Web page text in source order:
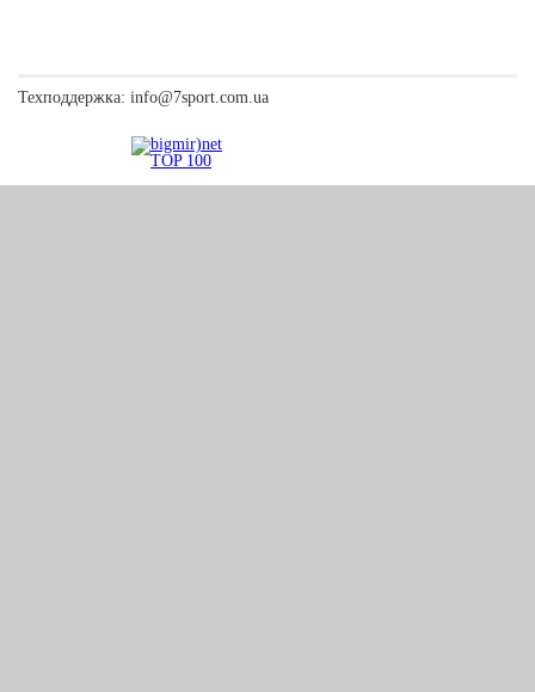
Техподдержка: info@7sport.com.ua